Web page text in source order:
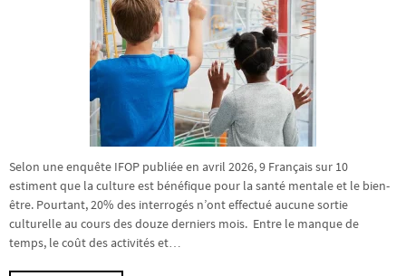
Selon une enquête IFOP publiée en avril 2026, 9 Français sur 10
estiment que la culture est bénéfique pour la santé mentale et le bien-
être. Pourtant, 20% des interrogés n’ont effectué aucune sortie
culturelle au cours des douze derniers mois. Entre le manque de
temps, le coût des activités et…